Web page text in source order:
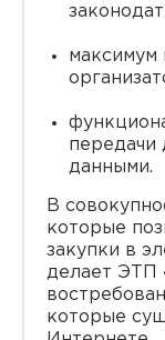
максимум
передачи
данными.
В
которые
закупки в
делает ЭТП
которые